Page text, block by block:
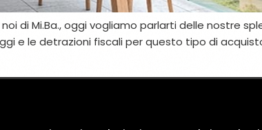
di Mi.Ba., oggi vogliamo parlarti delle nostre
e le detrazioni fiscali per questo tipo di